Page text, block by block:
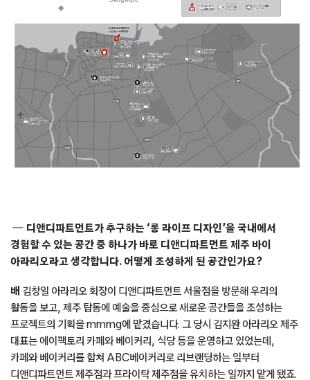
처음 mmmg이 한국 지역을 다룬 〈d 디자인 트래블〉을 출간하고
싶다고 했을 때 ‘무리가 아닐까?’라는 생각도 했어요. 하지만 이내 마음을
고쳐먹었습니다. 이미 30편 이상 발간한 우리의 경험을 전수해주고 함께
머리를 맞댄다면 좋은 잡지가 나올 것 같다고 생각했죠.
유〈d 디자인 트래블〉의 기존 원칙에 따라 편집장이 직접 제주도에
방문해서 2개월간 취재했습니다. 저와 배수열 대표도 종종 현지를 방문해
취재를 도왔는데, 덕분에 ‘지역다움’에 대해 깊이 생각해볼 수 있었어요.